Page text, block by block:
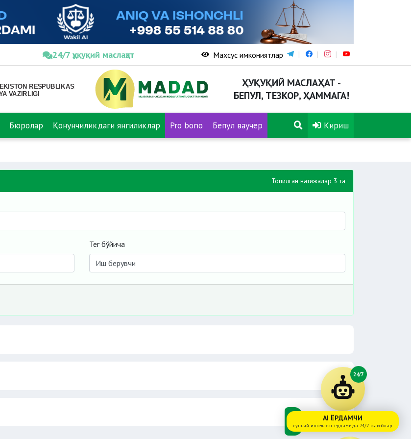
24/7 ҳуқуқий маслаҳат Махсус имкониятлар
ҲУҚУҚИЙ МАСЛАҲАТ -
БЕПУЛ, ТЕЗКОР, ҲАММАГА!
Бюролар Қонунчиликдаги янгиликлар Pro bono Бепул ваучер Кириш
Топилган натижалар 3 та
Тег бўйича
24/7
AI ЁРДАМЧИ
сунъий интеллект ёрдамида 24/7 жавоблар